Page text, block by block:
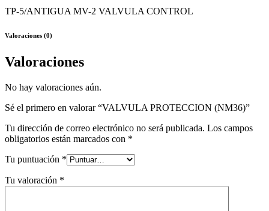
TP-5/ANTIGUA MV-2 VALVULA CONTROL
Valoraciones (0)
Valoraciones
No hay valoraciones aún.
Sé el primero en valorar “VALVULA PROTECCION (NM36)”
Tu dirección de correo electrónico no será publicada. Los campos
obligatorios están marcados con *
Tu puntuación *
Tu valoración *